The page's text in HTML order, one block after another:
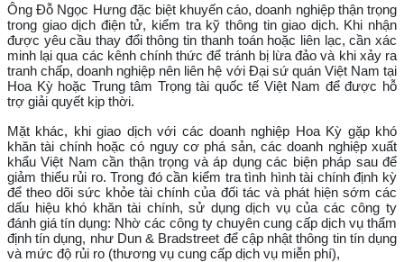
Ông Đỗ Ngọc Hưng đặc biệt khuyến cáo, doanh nghiệp thận trọng
trong giao dịch điện tử, kiểm tra kỹ thông tin giao dịch. Khi nhận
được yêu cầu thay đổi thông tin thanh toán hoặc liên lạc, cần xác
minh lại qua các kênh chính thức để tránh bị lừa đảo và khi xảy ra
tranh chấp, doanh nghiệp nên liên hệ với Đại sứ quán Việt Nam tại
Hoa Kỳ hoặc Trung tâm Trọng tài quốc tế Việt Nam để được hỗ
trợ giải quyết kịp thời.
Mặt khác, khi giao dịch với các doanh nghiệp Hoa Kỳ gặp khó
khăn tài chính hoặc có nguy cơ phá sản, các doanh nghiệp xuất
khẩu Việt Nam cần thận trọng và áp dụng các biện pháp sau để
giảm thiểu rủi ro. Trong đó cần kiểm tra tình hình tài chính định kỳ
để theo dõi sức khỏe tài chính của đối tác và phát hiện sớm các
dấu hiệu khó khăn tài chính, sử dụng dịch vụ của các công ty
đánh giá tín dụng: Nhờ các công ty chuyên cung cấp dịch vụ thẩm
định tín dụng, như Dun & Bradstreet để cập nhật thông tin tín dụng
và mức độ rủi ro (thương vụ cung cấp dịch vụ miễn phí),